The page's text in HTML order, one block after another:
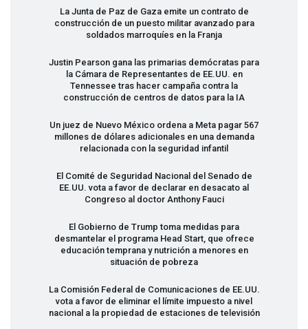
La Junta de Paz de Gaza emite un contrato de
construcción de un puesto militar avanzado para
soldados marroquíes en la Franja
Justin Pearson gana las primarias demócratas para
la Cámara de Representantes de EE.UU. en
Tennessee tras hacer campaña contra la
construcción de centros de datos para la IA
Un juez de Nuevo México ordena a Meta pagar 567
millones de dólares adicionales en una demanda
relacionada con la seguridad infantil
El Comité de Seguridad Nacional del Senado de
EE.UU. vota a favor de declarar en desacato al
Congreso al doctor Anthony Fauci
El Gobierno de Trump toma medidas para
desmantelar el programa Head Start, que ofrece
educación temprana y nutrición a menores en
situación de pobreza
La Comisión Federal de Comunicaciones de EE.UU.
vota a favor de eliminar el límite impuesto a nivel
nacional a la propiedad de estaciones de televisión